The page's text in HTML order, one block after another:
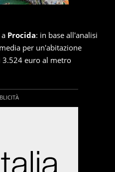
Procida: in base all'analisi
per un'abitazione
3.524 euro al metro